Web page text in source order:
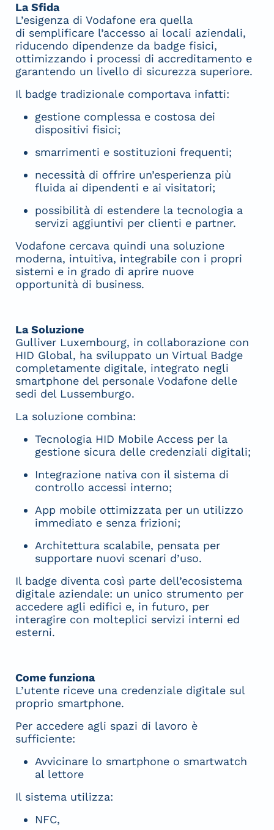
La Sfida
L’esigenza di Vodafone era quella
di semplificare l’accesso ai locali aziendali,
riducendo dipendenze da badge fisici,
ottimizzando i processi di accreditamento e
garantendo un livello di sicurezza superiore.
Il badge tradizionale comportava infatti:
gestione complessa e costosa dei
dispositivi fisici;
smarrimenti e sostituzioni frequenti;
necessità di offrire un’esperienza più
fluida ai dipendenti e ai visitatori;
possibilità di estendere la tecnologia a
servizi aggiuntivi per clienti e partner.
Vodafone cercava quindi una soluzione
moderna, intuitiva, integrabile con i propri
sistemi e in grado di aprire nuove
opportunità di business.
La Soluzione
Gulliver Luxembourg, in collaborazione con
HID Global, ha sviluppato un Virtual Badge
completamente digitale, integrato negli
smartphone del personale Vodafone delle
sedi del Lussemburgo.
La soluzione combina:
Tecnologia HID Mobile Access per la
gestione sicura delle credenziali digitali;
Integrazione nativa con il sistema di
controllo accessi interno;
App mobile ottimizzata per un utilizzo
immediato e senza frizioni;
Architettura scalabile, pensata per
supportare nuovi scenari d’uso.
Il badge diventa così parte dell’ecosistema
digitale aziendale: un unico strumento per
accedere agli edifici e, in futuro, per
interagire con molteplici servizi interni ed
esterni.
Come funziona
L’utente riceve una credenziale digitale sul
proprio smartphone.
Per accedere agli spazi di lavoro è
sufficiente:
Avvicinare lo smartphone o smartwatch
al lettore
Il sistema utilizza:
NFC,